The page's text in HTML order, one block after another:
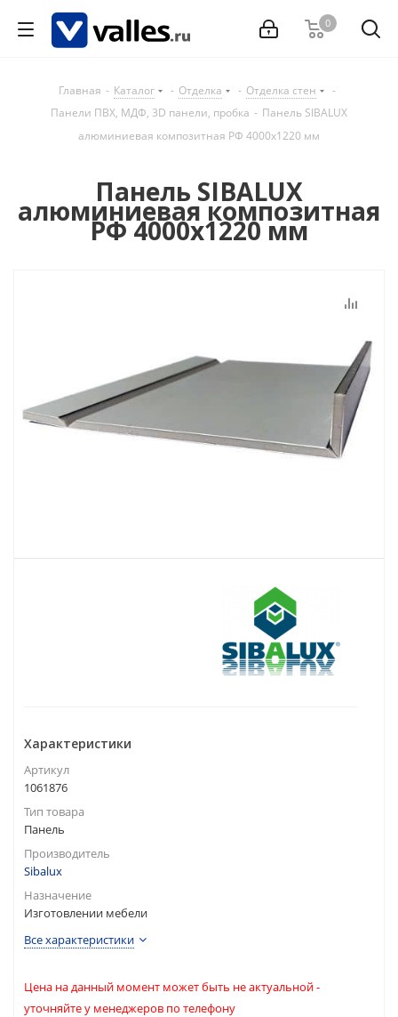
0
Главная - Каталог - Отделка - Отделка стен
-
Панели ПВХ, МДФ, 3D панели, пробка - Панель SIBALUX
алюминиевая композитная РФ 4000х1220 мм
Панель SIBALUX
алюминиевая композитная
РФ 4000х1220 мм
Характеристики
Артикул
1061876
Тип товара
Панель
Производитель
Sibalux
Назначение
Изготовлении мебели
Все характеристики
Цена на данный момент может быть не актуальной -
уточняйте у менеджеров по телефону